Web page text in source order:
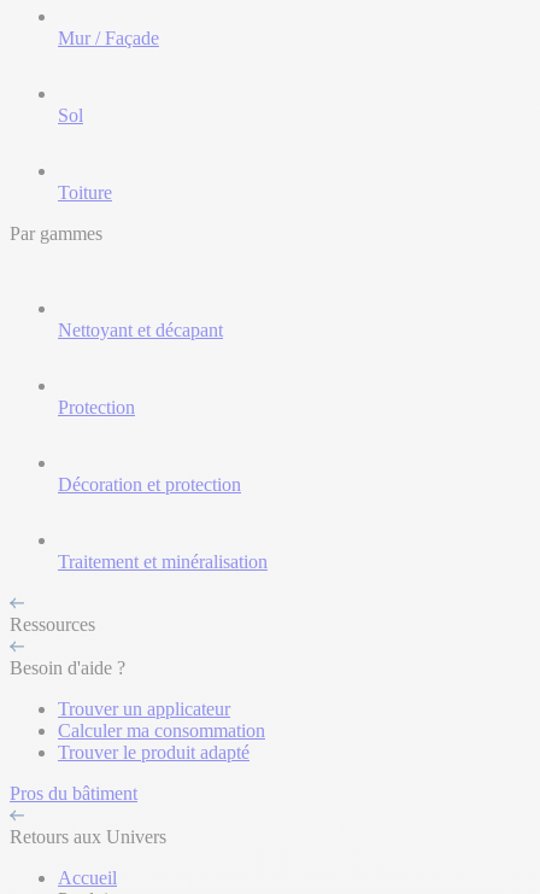
Mur / Façade
Sol
Toiture
Par gammes
Nettoyant et décapant
Protection
Décoration et protection
Traitement et minéralisation
Ressources
Besoin d'aide ?
Trouver un applicateur
Calculer ma consommation
Trouver le produit adapté
Pros du bâtiment
Retours aux Univers
Accueil